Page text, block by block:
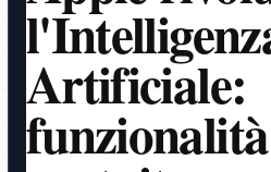
Artificiale: